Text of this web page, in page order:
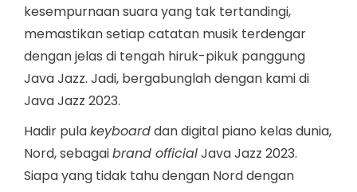
kesempurnaan suara yang tak tertandingi,
memastikan setiap catatan musik terdengar
dengan jelas di tengah hiruk-pikuk panggung
Java Jazz. Jadi, bergabunglah dengan kami di
Java Jazz 2023.
Hadir pulakeyboarddan digital piano kelas dunia,
Nord, sebagaibrand officialJava Jazz 2023.
Siapa yang tidak tahu dengan Nord dengan